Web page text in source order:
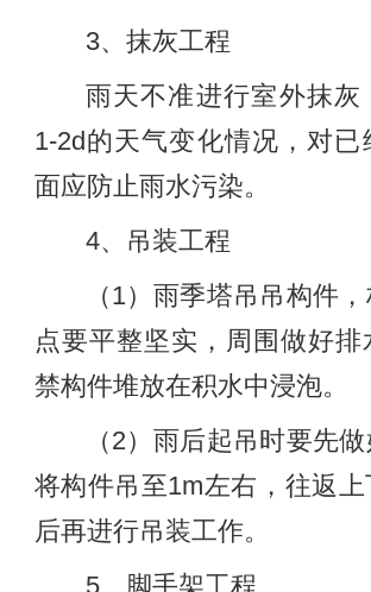
3、抹灰工程
雨天不准进行室外抹灰
1-2d的天气变化情况，对已
面应防止雨水污染。
4、吊装工程
（1）雨季塔吊吊构件
点要平整坚实，周围做好排
禁构件堆放在积水中浸泡。
（2）雨后起吊时要先做
将构件吊至1m左右，往返
后再进行吊装工作。